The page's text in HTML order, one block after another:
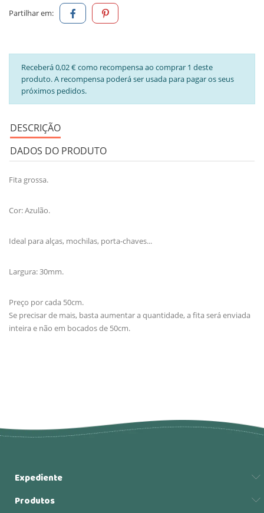
Partilhar em:
Receberá 0,02 € como recompensa ao comprar 1 deste
produto. A recompensa poderá ser usada para pagar os seus
próximos pedidos.
DESCRIÇÃO
DADOS DO PRODUTO
Fita grossa.
Cor: Azulão.
Ideal para alças, mochilas, porta-chaves...
Largura: 30mm.
Preço por cada 50cm.
Se precisar de mais, basta aumentar a quantidade, a fita será enviada
inteira e não em bocados de 50cm.
Expediente
Produtos